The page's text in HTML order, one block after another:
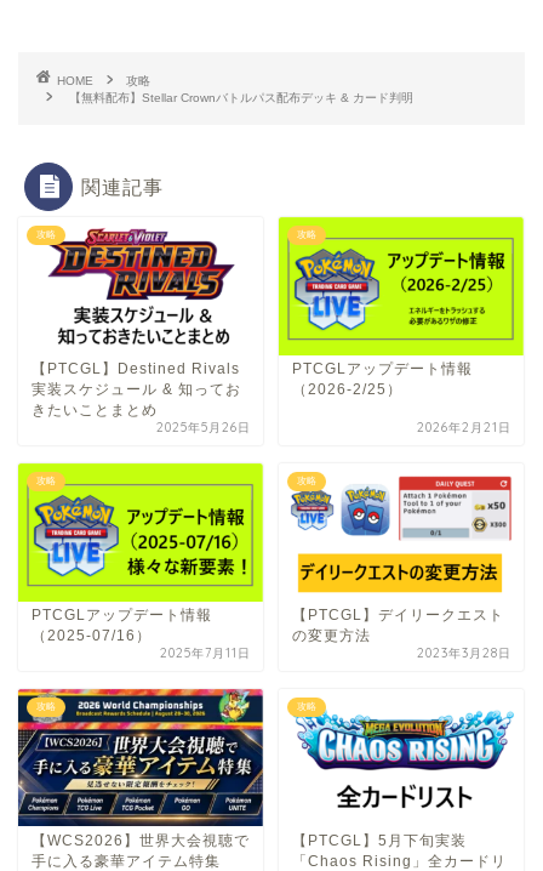
HOME
攻略
【無料配布】Stellar Crownバトルパス配布デッキ & カード判明
関連記事
攻略
【PTCGL】Destined Rivals
実装スケジュール & 知ってお
きたいことまとめ
2025年5月26日
攻略
PTCGLアップデート情報
（2026-2/25）
2026年2月21日
攻略
PTCGLアップデート情報
（2025-07/16）
2025年7月11日
攻略
【PTCGL】デイリークエスト
の変更方法
2023年3月28日
攻略
【WCS2026】世界大会視聴で
手に入る豪華アイテム特集
攻略
【PTCGL】5月下旬実装
「Chaos Rising」全カードリ